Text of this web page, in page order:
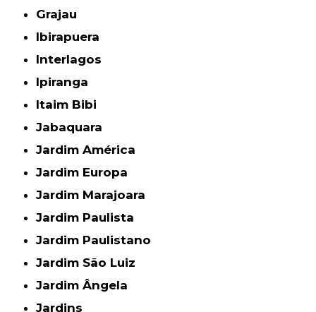
Grajau
Ibirapuera
Interlagos
Ipiranga
Itaim Bibi
Jabaquara
Jardim América
Jardim Europa
Jardim Marajoara
Jardim Paulista
Jardim Paulistano
Jardim São Luiz
Jardim Ângela
Jardins